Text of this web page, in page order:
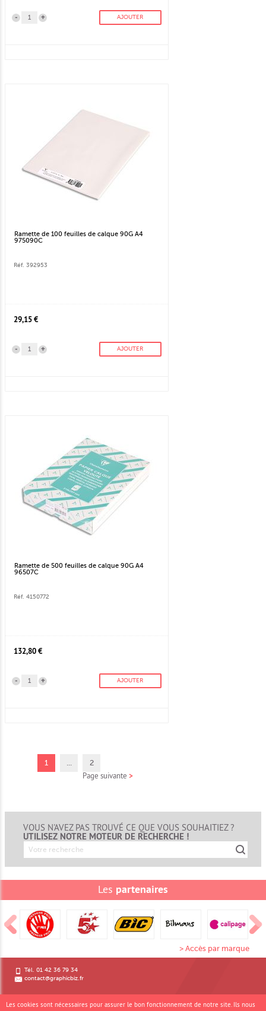
+
- AJOUTER
Ramette de 100 feuilles de calque 90G A4
975090C
Réf. 392953
29,15 €
+
- AJOUTER
Ramette de 500 feuilles de calque 90G A4
96507C
Réf. 4150772
132,80 €
+
- AJOUTER
1 2
Page suivante >
VOUS N'AVEZ PAS TROUVÉ CE QUE VOUS SOUHAITIEZ ?
UTILISEZ NOTRE MOTEUR DE RECHERCHE !
Les partenaires
> Accès par marque
Tél. 01 42 36 79 34
contact@graphicbiz.fr
Les cookies sont nécessaires pour assurer le bon fonctionnement de notre site. Ils nous